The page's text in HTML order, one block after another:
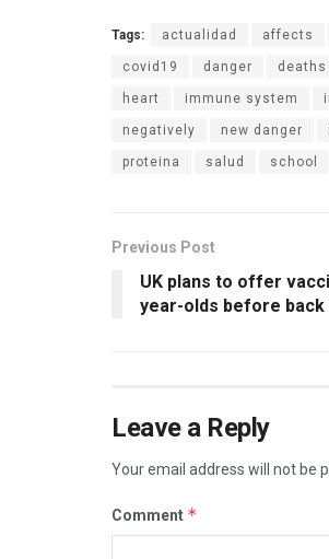
Tags: actualidad affects
covid19 danger deaths
heart immune system
negatively new danger
proteina salud school
Previous Post
UK plans to offer
year-olds before
Leave a Reply
Your email address will not be
Comment *